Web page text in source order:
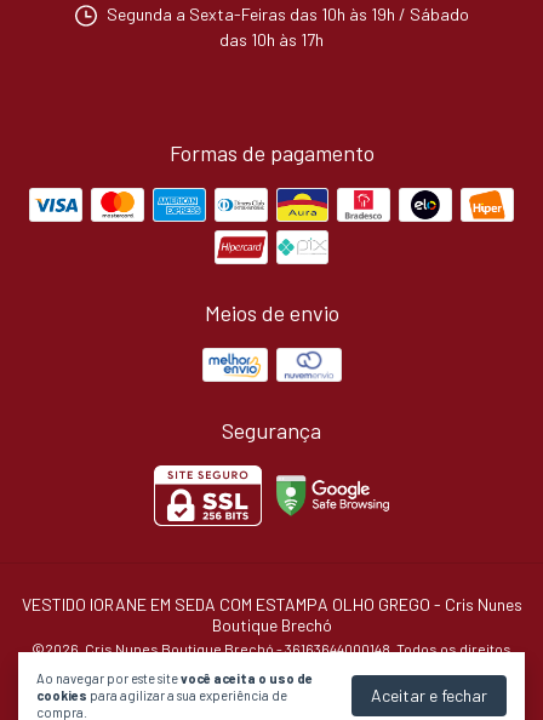
Ao navegar por este sitevocê aceita o uso de
cookies para agilizar a sua experiência de
compra.
Aceitar e fechar
Segunda a Sexta-Feiras das 10h às 19h / Sábado
das 10h às 17h
Formas de pagamento
Meios de envio
Segurança
VESTIDO IORANE EM SEDA COM ESTAMPA OLHO GREGO - Cris Nunes
Boutique Brechó
©2026. Cris Nunes Boutique Brechó - 36163644000148. Todos os direitos